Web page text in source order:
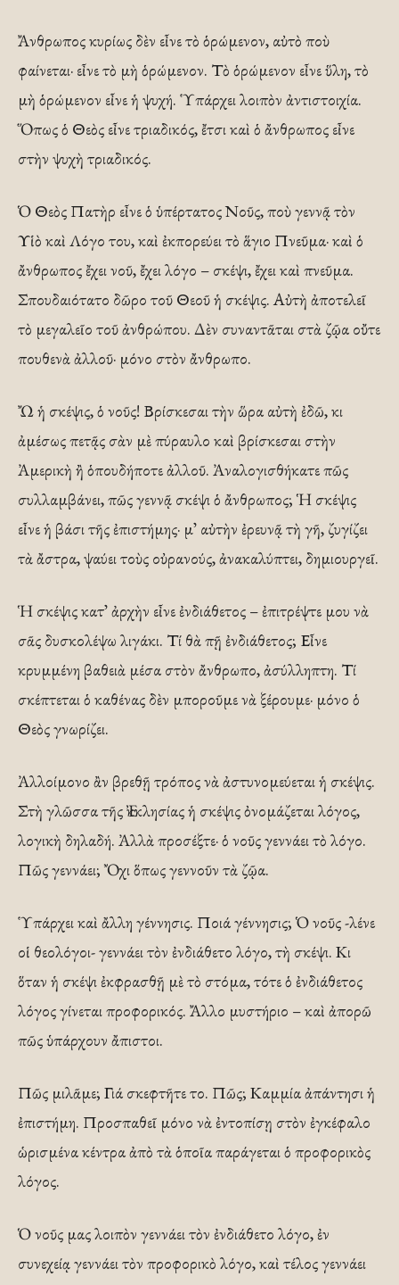
Ἄνθρωπος κυρίως δὲν εἶνε τὸ ὁρώμενον, αὐτὸ ποὺ
φαίνεται· εἶνε τὸ μὴ ὁρώμενον. Τὸ ὁρώμενον εἶνε ὕλη, τὸ
μὴ ὁρώμενον εἶνε ἡ ψυχή. Ὑπάρχει λοιπὸν ἀντιστοιχία.
Ὅπως ὁ Θεὸς εἶνε τριαδικός, ἔτσι καὶ ὁ ἄνθρωπος εἶνε
στὴν ψυχὴ τριαδικός.
Ὁ Θεὸς Πατὴρ εἶνε ὁ ὑπέρτατος Νοῦς, ποὺ γεννᾷ τὸν
Υἱὸ καὶ Λόγο του, καὶ ἐκπορεύει τὸ ἅγιο Πνεῦμα· καὶ ὁ
ἄνθρωπος ἔχει νοῦ, ἔχει λόγο – σκέψι, ἔχει καὶ πνεῦμα.
Σπουδαιότατο δῶρο τοῦ Θεοῦ ἡ σκέψις. Αὐτὴ ἀποτελεῖ
τὸ μεγαλεῖο τοῦ ἀνθρώπου. Δὲν συναντᾶται στὰ ζῷα οὔτε
πουθενὰ ἀλλοῦ· μόνο στὸν ἄνθρωπο.
Ὤ ἡ σκέψις, ὁ νοῦς! Βρίσκεσαι τὴν ὥρα αὐτὴ ἐδῶ, κι
ἀμέσως πετᾷς σὰν μὲ πύραυλο καὶ βρίσκεσαι στὴν
Ἀμερικὴ ἢ ὁπουδήποτε ἀλλοῦ. Ἀναλογισθήκατε πῶς
συλλαμβάνει, πῶς γεννᾷ σκέψι ὁ ἄνθρωπος; Ἡ σκέψις
εἶνε ἡ βάσι τῆς ἐπιστήμης· μ᾽ αὐτὴν ἐρευνᾷ τὴ γῆ, ζυγίζει
τὰ ἄστρα, ψαύει τοὺς οὐρανούς, ἀνακαλύπτει, δημιουργεῖ.
Ἡ σκέψις κατ᾽ ἀρχὴν εἶνε ἐνδιάθετος – ἐπιτρέψτε μου νὰ
σᾶς δυσκολέψω λιγάκι. Τί θὰ πῇ ἐνδιάθετος; Εἶνε
κρυμμένη βαθειὰ μέσα στὸν ἄνθρωπο, ἀσύλληπτη. Τί
σκέπτεται ὁ καθένας δὲν μποροῦμε νὰ ξέρουμε· μόνο ὁ
Θεὸς γνωρίζει.
Ἀλλοίμονο ἂν βρεθῇ τρόπος νὰ ἀστυνομεύεται ἡ σκέψις.
Στὴ γλῶσσα τῆς Ἐκκλησίας ἡ σκέψις ὀνομάζεται λόγος,
λογικὴ δηλαδή. Ἀλλὰ προσέξτε· ὁ νοῦς γεννάει τὸ λόγο.
Πῶς γεννάει; Ὄχι ὅπως γεννοῦν τὰ ζῷα.
Ὑπάρχει καὶ ἄλλη γέννησις. Ποιά γέννησις; Ὁ νοῦς -λένε
οἱ θεολόγοι- γεννάει τὸν ἐνδιάθετο λόγο, τὴ σκέψι. Κι
ὅταν ἡ σκέψι ἐκφρασθῇ μὲ τὸ στόμα, τότε ὁ ἐνδιάθετος
λόγος γίνεται προφορικός. Ἄλλο μυστήριο – καὶ ἀπορῶ
πῶς ὑπάρχουν ἄπιστοι.
Πῶς μιλᾶμε; Γιά σκεφτῆτε το. Πῶς; Καμμία ἀπάντησι ἡ
ἐπιστήμη. Προσπαθεῖ μόνο νὰ ἐντοπίσῃ στὸν ἐγκέφαλο
ὡρισμένα κέντρα ἀπὸ τὰ ὁποῖα παράγεται ὁ προφορικὸς
λόγος.
Ὁ νοῦς μας λοιπὸν γεννάει τὸν ἐνδιάθετο λόγο, ἐν
συνεχείᾳ γεννάει τὸν προφορικὸ λόγο, καὶ τέλος γεννάει